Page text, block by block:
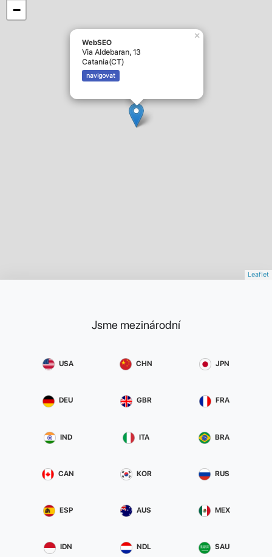
WebSEO
Via Aldebaran, 13
Catania(CT)
navigovat
×
−
Leaflet
Jsme mezinárodní
USA CHN JPN
DEU GBR FRA
IND ITA BRA
CAN KOR RUS
ESP AUS MEX
IDN NDL SAU